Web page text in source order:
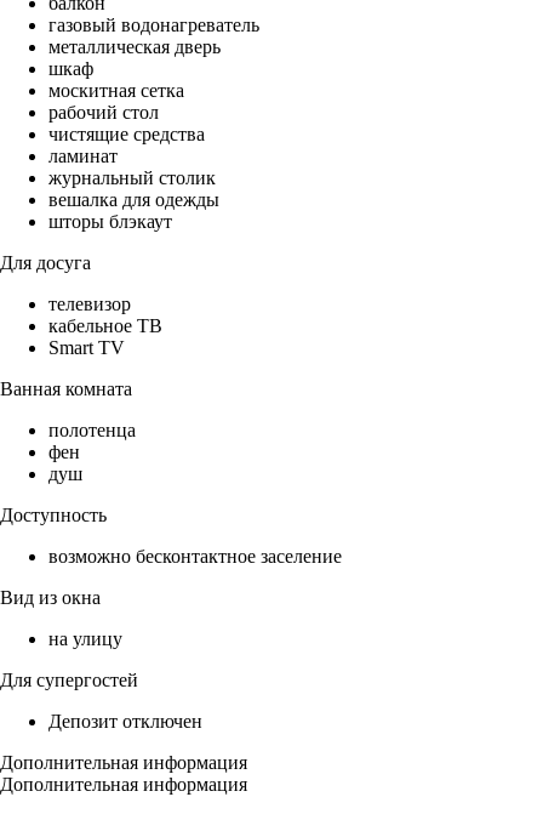
газовый водонагреватель
металлическая дверь
шкаф
москитная сетка
рабочий стол
чистящие средства
ламинат
журнальный столик
вешалка для одежды
шторы блэкаут
Для досуга
телевизор
кабельное ТВ
Smart TV
Ванная комната
полотенца
фен
душ
Доступность
возможно бесконтактное заселение
Вид из окна
на улицу
Для супергостей
Депозит отключен
Дополнительная информация
Дополнительная информация